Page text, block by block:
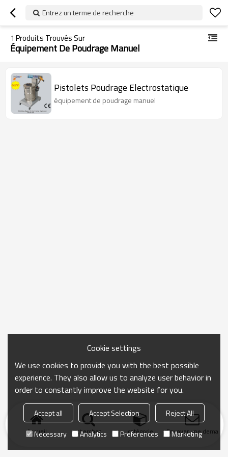
Entrez un terme de recherche
1 Produits Trouvés Sur
Équipement De Poudrage Manuel
Pistolets Poudrage Electrostatique
équipement de poudrage manuel
Accueil chercher catégorie Envoyer une
Cookie settings
We use cookies to provide you with the best possible
experience. They also allow us to analyze user behavior in
order to constantly improve the website for you.
Accept all Accept Selection
Reject All
Necessary
Analytics Preferences Marketing